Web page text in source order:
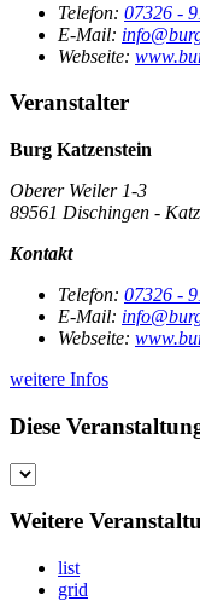
Telefon: 07326 -
E-Mail:
Webseite:
Veranstalter
Burg Katzenstein
Oberer Weiler 1-3
89561 Dischingen -
Kontakt
Telefon: 07326 -
E-Mail:
Webseite:
weitere Infos
Diese
Weitere
list
grid